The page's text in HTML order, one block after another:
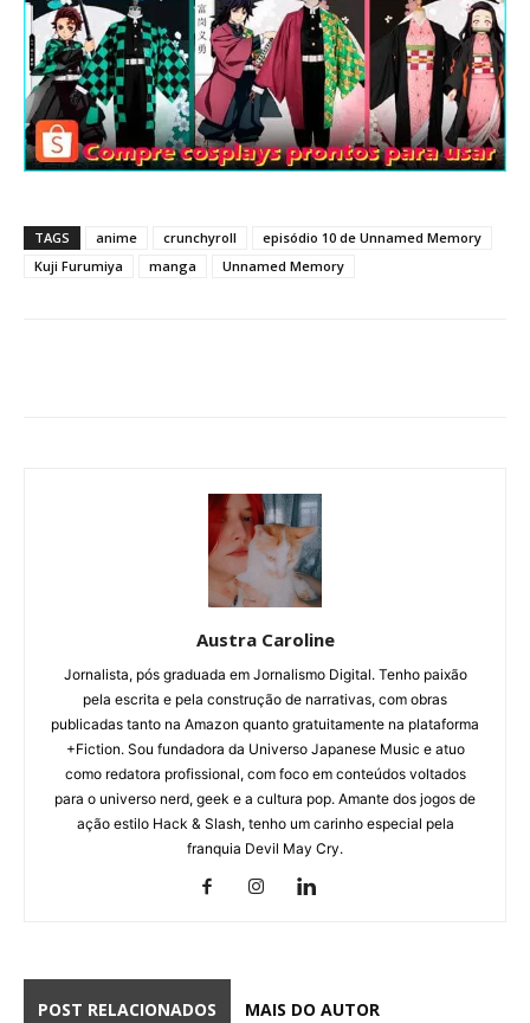
TAGS anime crunchyroll
episódio 10 de Unnamed Memory
Kuji Furumiya
manga Unnamed Memory
Austra Caroline
Jornalista, pós graduada em Jornalismo Digital. Tenho paixão
pela escrita e pela construção de narrativas, com obras
publicadas tanto na Amazon quanto gratuitamente na plataforma
+Fiction. Sou fundadora da Universo Japanese Music e atuo
como redatora profissional, com foco em conteúdos voltados
para o universo nerd, geek e a cultura pop. Amante dos jogos de
ação estilo Hack & Slash, tenho um carinho especial pela
franquia Devil May Cry.
POST RELACIONADOS MAIS DO AUTOR